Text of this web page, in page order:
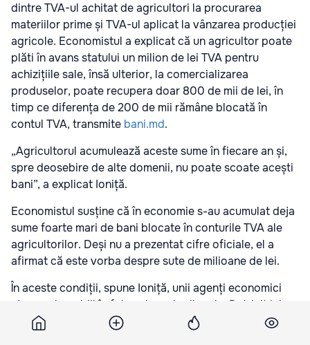
dintre TVA-ul achitat de agricultori la procurarea
materiilor prime și TVA-ul aplicat la vânzarea producției
agricole. Economistul a explicat că un agricultor poate
plăti în avans statului un milion de lei TVA pentru
achizițiile sale, însă ulterior, la comercializarea
produselor, poate recupera doar 800 de mii de lei, în
timp ce diferența de 200 de mii rămâne blocată în
contul TVA, transmite bani.md.
„Agricultorul acumulează aceste sume în fiecare an și,
spre deosebire de alte domenii, nu poate scoate acești
bani”, a explicat Ioniță.
Economistul susține că în economie s-au acumulat deja
sume foarte mari de bani blocate în conturile TVA ale
agricultorilor. Deși nu a prezentat cifre oficiale, el a
afirmat că este vorba despre sute de milioane de lei.
În aceste condiții, spune Ioniță, unii agenți economici
ajung vulnerabili în fața schemelor ilegale. Potrivit lui,
apar firme-fantomă care efectuează tranzacții fictive